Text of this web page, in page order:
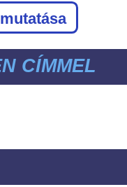
CÍMMEL